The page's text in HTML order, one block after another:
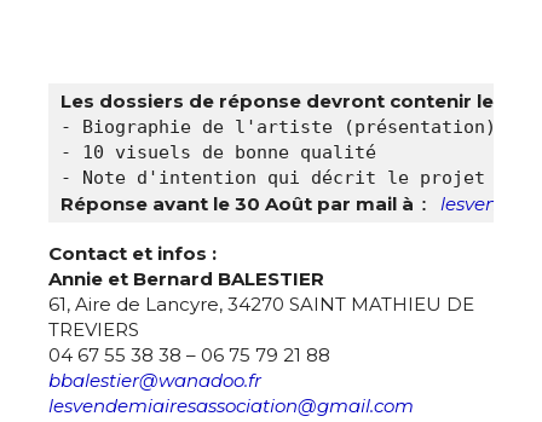
Adresse email*
Nom
Prénom
Statut / Organisation
J'accepte lestermes et conditions
Adresse email*
Nom
Les dossiers de réponse devront contenir les
- Biographie de l'artiste (présentation)
- 10 visuels de bonne qualité
Réponse avant le 30 Août par mail à :
Contact et infos :
Annie et Bernard BALESTIER
61, Aire de Lancyre, 34270 SAINT MATHIEU DE
TREVIERS
04 67 55 38 38 – 06 75 79 21 88
bbalestier@wanadoo.fr
lesvendemiairesassociation@gmail.com